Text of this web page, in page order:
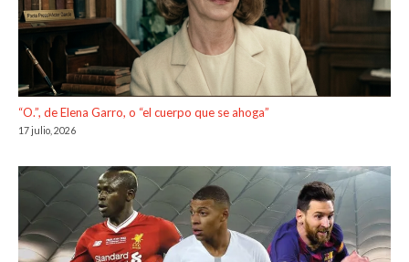
“O.”, de Elena Garro, o “el cuerpo que se ahoga”
17 julio, 2026